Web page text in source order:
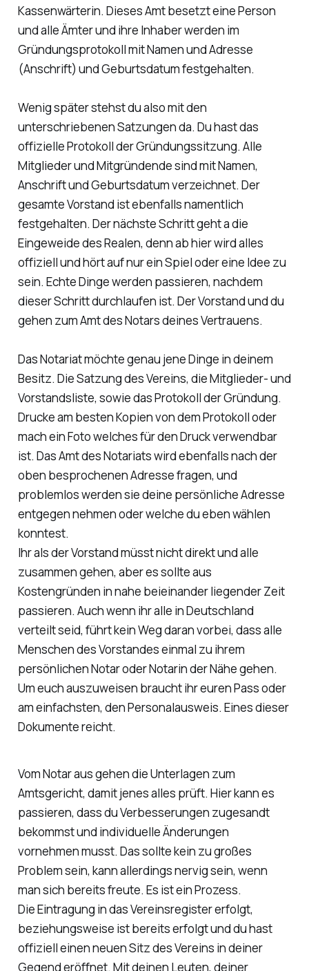
Kassenwärterin. Dieses Amt besetzt eine Person
und alle Ämter und ihre Inhaber werden im
Gründungsprotokoll mit Namen und Adresse
(Anschrift) und Geburtsdatum festgehalten.
Wenig später stehst du also mit den
unterschriebenen Satzungen da. Du hast das
offizielle Protokoll der Gründungssitzung. Alle
Mitglieder und Mitgründende sind mit Namen,
Anschrift und Geburtsdatum verzeichnet. Der
gesamte Vorstand ist ebenfalls namentlich
festgehalten. Der nächste Schritt geht a die
Eingeweide des Realen, denn ab hier wird alles
offiziell und hört auf nur ein Spiel oder eine Idee zu
sein. Echte Dinge werden passieren, nachdem
dieser Schritt durchlaufen ist. Der Vorstand und du
gehen zum Amt des Notars deines Vertrauens.
Das Notariat möchte genau jene Dinge in deinem
Besitz. Die Satzung des Vereins, die Mitglieder- und
Vorstandsliste, sowie das Protokoll der Gründung.
Drucke am besten Kopien von dem Protokoll oder
mach ein Foto welches für den Druck verwendbar
ist. Das Amt des Notariats wird ebenfalls nach der
oben besprochenen Adresse fragen, und
problemlos werden sie deine persönliche Adresse
entgegen nehmen oder welche du eben wählen
konntest.
Ihr als der Vorstand müsst nicht direkt und alle
zusammen gehen, aber es sollte aus
Kostengründen in nahe beieinander liegender Zeit
passieren. Auch wenn ihr alle in Deutschland
verteilt seid, führt kein Weg daran vorbei, dass alle
Menschen des Vorstandes einmal zu ihrem
persönlichen Notar oder Notarin der Nähe gehen.
Um euch auszuweisen braucht ihr euren Pass oder
am einfachsten, den Personalausweis. Eines dieser
Dokumente reicht.
Vom Notar aus gehen die Unterlagen zum
Amtsgericht, damit jenes alles prüft. Hier kann es
passieren, dass du Verbesserungen zugesandt
bekommst und individuelle Änderungen
vornehmen musst. Das sollte kein zu großes
Problem sein, kann allerdings nervig sein, wenn
man sich bereits freute. Es ist ein Prozess.
Die Eintragung in das Vereinsregister erfolgt,
beziehungsweise ist bereits erfolgt und du hast
offiziell einen neuen Sitz des Vereins in deiner
Gegend eröffnet. Mit deinen Leuten, deiner